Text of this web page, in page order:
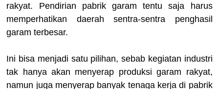
rakyat. Pendirian pabrik garam tentu saja harus
memperhatikan daerah sentra-sentra penghasil
garam terbesar.
Ini bisa menjadi satu pilihan, sebab kegiatan industri
tak hanya akan menyerap produksi garam rakyat,
namun juga menyerap banyak tenaga kerja di pabrik